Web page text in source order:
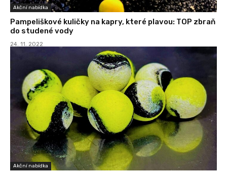
Akční nabídka
Pampeliškové kuličky na kapry, které plavou: TOP zbraň
do studené vody
24. 11. 2022
Akční nabídka